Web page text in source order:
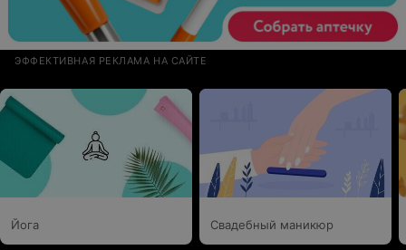
ЭФФЕКТИВНАЯ РЕКЛАМА НА САЙТЕ
Йога Свадебный маникюр